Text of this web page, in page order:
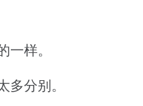
样。
分别。